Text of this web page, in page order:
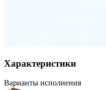
Характеристики
Варианты исполнения